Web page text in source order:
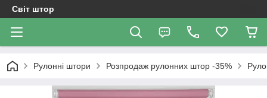
Світ штор
Рулонні штори Розпродаж рулонних штор -35%